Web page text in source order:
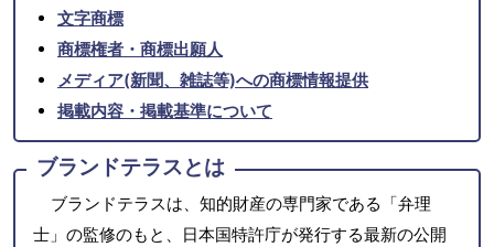
文字商標
商標権者・商標出願人
メディア(新聞、雑誌等)への商標情報提供
掲載内容・掲載基準について
ブランドテラスとは
ブランドテラスは、知的財産の専門家である「弁理
士」の監修のもと、日本国特許庁が発行する最新の公開